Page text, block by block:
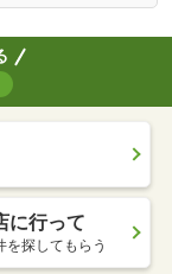
に行って
を探してもらう